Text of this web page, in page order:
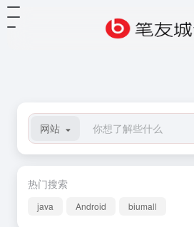
网站
热门搜索
java Android biumall